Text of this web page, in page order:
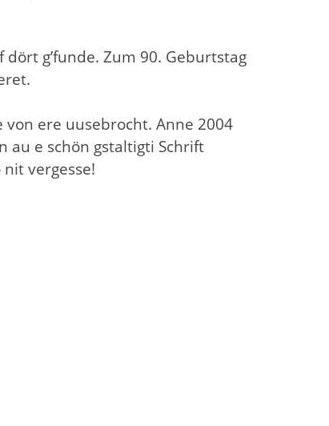
g’funde. Zum 90. Geburtstag
von ere uusebrocht. Anne 2004
au e schön gstaltigti Schrift
vergesse!